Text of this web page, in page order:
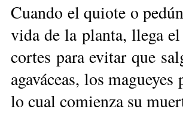
Cuando el quiote o
vida de la planta, llega
cortes para evitar que
agaváceas, los
lo cual comienza su